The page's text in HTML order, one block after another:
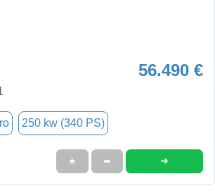
56.490 €
250 kw (340 PS)
★ ➦ ➜